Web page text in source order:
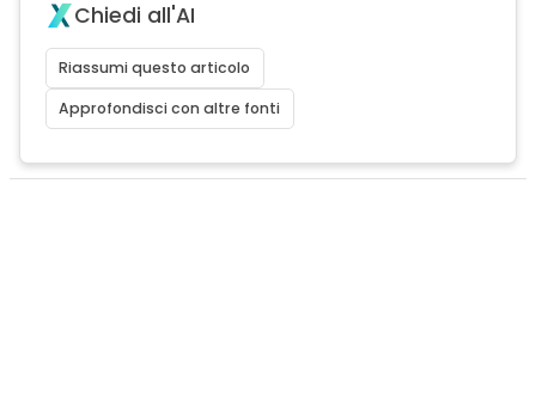
Chiedi all'AI
Riassumi questo articolo
Approfondisci con altre fonti